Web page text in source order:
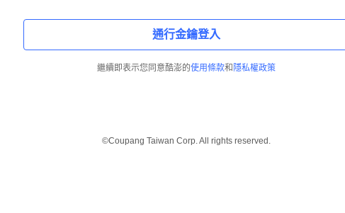
通行金鑰登入
繼續即表示您同意酷澎的使用條款和 隱私權政策
©Coupang Taiwan Corp. All rights reserved.